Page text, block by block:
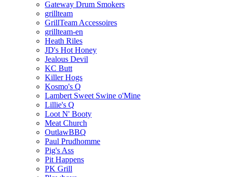
Gateway Drum Smokers
grillteam
GrillTeam Accessoires
grillteam-en
Heath Riles
JD's Hot Honey
Jealous Devil
KC Butt
Killer Hogs
Kosmo's Q
Lambert Sweet Swine o'Mine
Lillie's Q
Loot N' Booty
Meat Church
OutlawBBQ
Paul Prudhomme
Pig's Ass
Pit Happens
PK Grill